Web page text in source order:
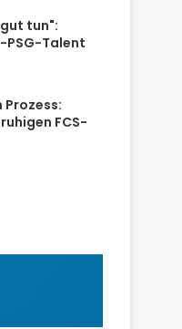
tun":
PSG-Talent
FCS-